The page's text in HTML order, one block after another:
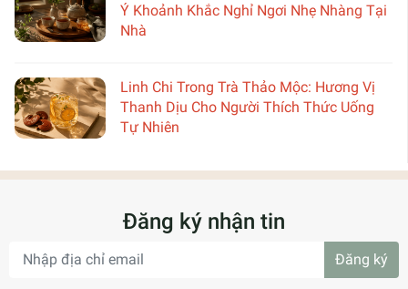
Ý Khoảnh Khắc Nghỉ Ngơi Nhẹ Nhàng Tại
Nhà
Linh Chi Trong Trà Thảo Mộc: Hương Vị
Thanh Dịu Cho Người Thích Thức Uống
Tự Nhiên
Đăng ký nhận tin
Đăng ký